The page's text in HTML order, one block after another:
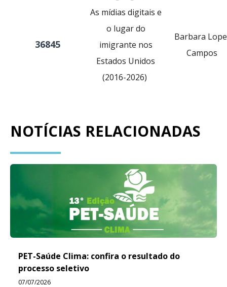
36845
As mídias digitais e
o lugar do
imigrante nos
Estados Unidos
(2016-2026)
Barbara
Campos
NOTÍCIAS RELACIONADAS
PET-Saúde Clima: confira o resultado do
processo seletivo
07/07/2026